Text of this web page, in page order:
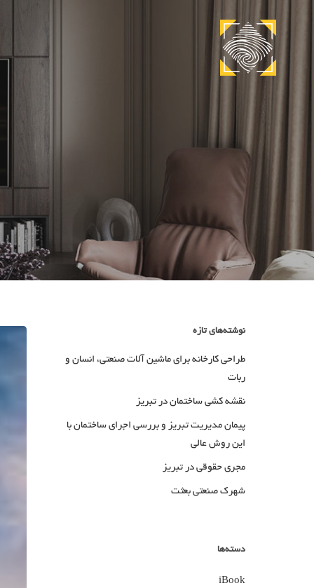
نوشته‌های تازه
طراحی کارخانه برای ماشین آلات صنعتی، انسان و
ربات
نقشه کشی ساختمان در تبریز
پیمان مدیریت تبریز و بررسی اجرای ساختمان با
این روش عالی
مجری حقوقی در تبریز
شهرک صنعتی بعثت
دسته‌ها
iBook